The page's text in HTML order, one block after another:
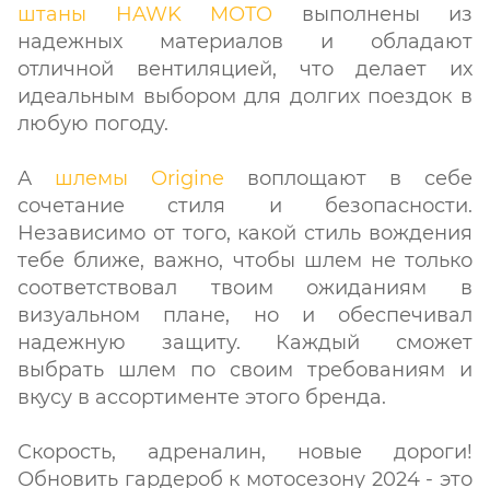
штаны HAWK MOTO выполнены из
надежных материалов и обладают
отличной вентиляцией, что делает их
идеальным выбором для долгих поездок в
любую погоду.
А шлемы Origine воплощают в себе
сочетание стиля и безопасности.
Независимо от того, какой стиль вождения
тебе ближе, важно, чтобы шлем не только
соответствовал твоим ожиданиям в
визуальном плане, но и обеспечивал
надежную защиту. Каждый сможет
выбрать шлем по своим требованиям и
вкусу в ассортименте этого бренда.
Скорость, адреналин, новые дороги!
Обновить гардероб к мотосезону 2024 - это